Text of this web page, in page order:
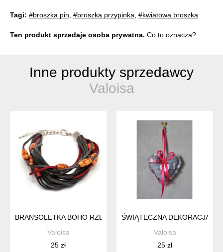
Tagi: #broszka pin #broszka przypinka #kwiatowa broszka
Ten produkt sprzedaje osoba prywatna. Co to oznacza?
Inne produkty sprzedawcy
Valoisa
BRANSOLETKA BOHO RZEMYKI MALOWANE DREWNO
Valoisa
25 zł
ŚWIĄTECZNA DEKORACJA
Valoisa
25 zł